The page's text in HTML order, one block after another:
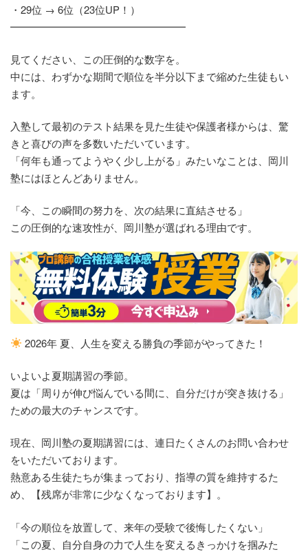
・29位 → 6位（23位UP！）
━━━━━━━━━━━━━━━━━
見てください、この圧倒的な数字を。
中には、わずかな期間で順位を半分以下まで縮めた生徒もい
ます。
入塾して最初のテスト結果を見た生徒や保護者様からは、驚
きと喜びの声を多数いただいています。
「何年も通ってようやく少し上がる」みたいなことは、岡川
塾にはほとんどありません。
「今、この瞬間の努力を、次の結果に直結させる」
この圧倒的な速攻性が、岡川塾が選ばれる理由です。
2026年 夏、人生を変える勝負の季節がやってきた！
いよいよ夏期講習の季節。
夏は「周りが伸び悩んでいる間に、自分だけが突き抜ける」
ための最大のチャンスです。
現在、岡川塾の夏期講習には、連日たくさんのお問い合わせ
をいただいております。
熱意ある生徒たちが集まっており、指導の質を維持するた
め、【残席が非常に少なくなっております】。
「今の順位を放置して、来年の受験で後悔したくない」
「この夏、自分自身の力で人生を変えるきっかけを掴みた